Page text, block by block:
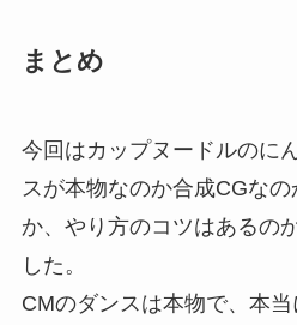
まとめ
今回はカップヌードルのに
スが本物なのか合成CGな
か、やり方のコツはあるの
した。
CMのダンスは本物で、本当